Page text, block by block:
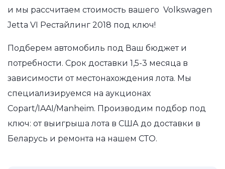
и мы рассчитаем стоимость вашего Volkswagen
Jetta VI Рестайлинг 2018 под ключ!
Подберем автомобиль под Ваш бюджет и
потребности. Срок доставки 1,5-3 месяца в
зависимости от местонахождения лота. Мы
специализируемся на аукционах
Copart/IAAI/Manheim. Производим подбор под
ключ: от выигрыша лота в США до доставки в
Беларусь и ремонта на нашем СТО.